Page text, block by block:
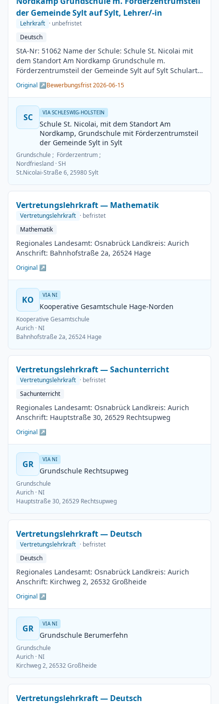
der Gemeinde Sylt auf Sylt, Lehrer/-in
Lehrkraft · unbefristet
Deutsch
StA-Nr: 51062 Name der Schule: Schule St. Nicolai mit
dem Standort Am Nordkamp Grundschule m.
Förderzentrumsteil der Gemeinde Sylt auf Sylt Schulart:
Grundschule Kreis / Kreisfreie Stadt: Nordfriesland
BesGr / EntGr: Besoldungsgruppe A13 1. Fach: Deutsch
2. Fach: beliebig Beschäftigungsdauer: Unbefristet
Arbeitsumfang: Teilzeit möglich Besetzungstermin:
01.08.2026 Bewerbungsschluss: 15.06.2026
Veröffentlichung: 01.06.2026
Original ↗Bewerbungsfrist 2026-06-15
SC VIA SCHLESWIG-HOLSTEIN
Schule St. Nicolai, mit dem Standort Am
Nordkamp, Grundschule mit Förderzentrumsteil
der Gemeinde Sylt in Sylt
Grundschule ; Förderzentrum ;
Nordfriesland · SH
St.Nicolai-Straße 6, 25980 Sylt
Vertretungslehrkraft — Mathematik
Vertretungslehrkraft · befristet
Mathematik
Regionales Landesamt: Osnabrück Landkreis: Aurich
Anschrift: Bahnhofstraße 2a, 26524 Hage
Original ↗
KO VIA NI
Kooperative Gesamtschule Hage-Norden
Kooperative Gesamtschule
Aurich · NI
Bahnhofstraße 2a, 26524 Hage
Vertretungslehrkraft — Sachunterricht
Vertretungslehrkraft · befristet
Sachunterricht
Regionales Landesamt: Osnabrück Landkreis: Aurich
Anschrift: Hauptstraße 30, 26529 Rechtsupweg
Original ↗
GR VIA NI
Grundschule Rechtsupweg
Grundschule
Aurich · NI
Hauptstraße 30, 26529 Rechtsupweg
Vertretungslehrkraft — Deutsch
Vertretungslehrkraft · befristet
Deutsch
Regionales Landesamt: Osnabrück Landkreis: Aurich
Anschrift: Kirchweg 2, 26532 Großheide
Original ↗
GR VIA NI
Grundschule Berumerfehn
Grundschule
Aurich · NI
Kirchweg 2, 26532 Großheide
Vertretungslehrkraft — Deutsch